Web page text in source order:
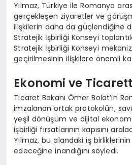
Yılmaz, Türkiye ile Romanya
gerçekleşen ziyaretler ve
ilişkilerin daha da güçlendiğine
Stratejik İşbirliği Konseyi
Stratejik İşbirliği Konseyi
geçirilmesinin ilişkilere önemli
Ekonomi ve
Ticaret Bakanı Ömer Bolat’ın
imzalanan ortak protokolün,
yeşil dönüşüm ve dijital
işbirliği fırsatlarının kapısını
Yılmaz, bu alandaki iş
edeceğine inandığını söyledi.